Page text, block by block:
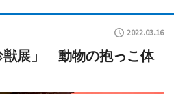
2022.03.16
獣展」 動物の抱っこ体